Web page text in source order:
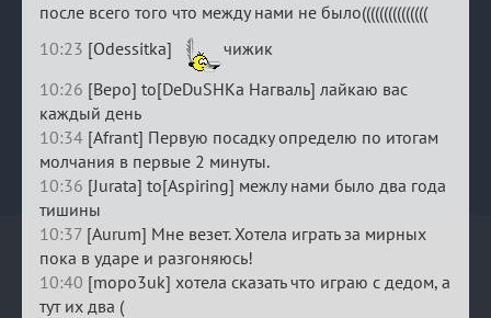
после всего того что между нами не было(((((((((((((((
10:23 [Odessitka]
чижик
10:26 [Веро] to[DeDuSHKa Нагваль] лайкаю вас
каждый день
10:34 [Afrant] Первую посадку определю по итогам
молчания в первые 2 минуты.
10:36 [Jurata] to[Aspiring] межлу нами было два года
тишины
10:37 [Aurum] Мне везет. Хотела играть за мирных
пока в ударе и разгоняюсь!
10:40 [mopo3uk] хотела сказать что играю с дедом, а
тут их два (